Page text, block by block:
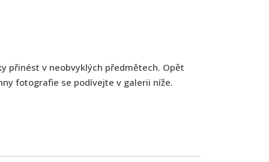
přinést v neobvyklých předmětech. Opět
fotografie se podívejte v galerii níže.